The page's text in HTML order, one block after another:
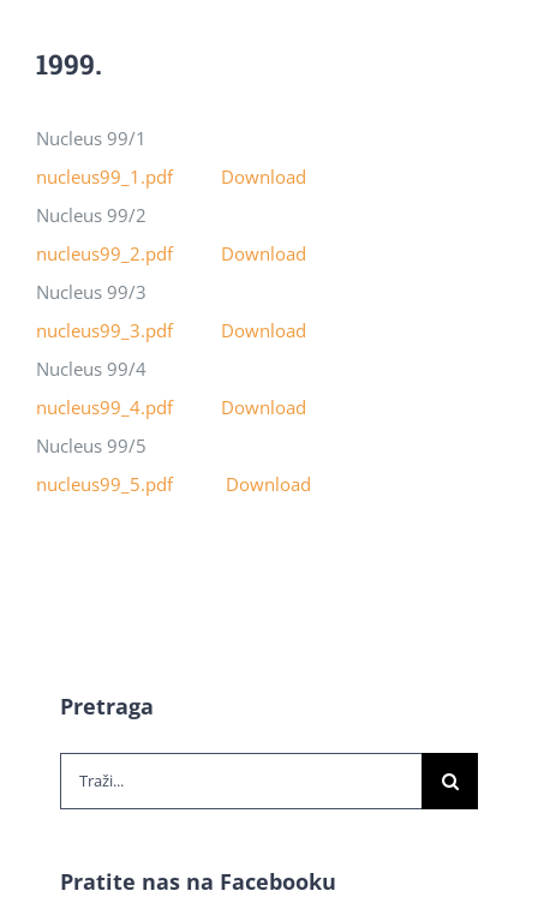
1999.
Nucleus 99/1
nucleus99_1.pdf Download
Nucleus 99/2
nucleus99_2.pdf Download
Nucleus 99/3
nucleus99_3.pdf Download
Nucleus 99/4
nucleus99_4.pdf Download
Nucleus 99/5
nucleus99_5.pdf Download
Pretraga
Traži...
Pratite nas na Facebooku